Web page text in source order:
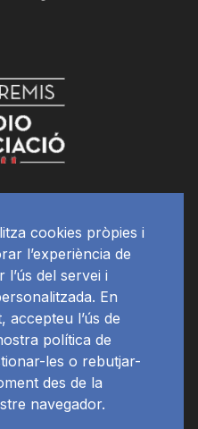
cookies pròpies i
l’experiència de
l’ús del servei i
En
accepteu l’ús de
política de
les o rebutjar-
des de la
navegador.